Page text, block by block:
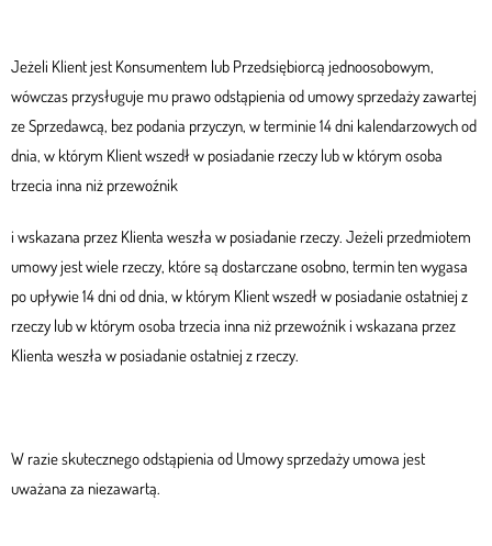
Jeżeli Klient jest Konsumentem lub Przedsiębiorcą jednoosobowym,
wówczas przysługuje mu prawo odstąpienia od umowy sprzedaży zawartej
ze Sprzedawcą, bez podania przyczyn, w terminie 14 dni kalendarzowych od
dnia, w którym Klient wszedł w posiadanie rzeczy lub w którym osoba
trzecia inna niż przewoźnik
i wskazana przez Klienta weszła w posiadanie rzeczy. Jeżeli przedmiotem
umowy jest wiele rzeczy, które są dostarczane osobno, termin ten wygasa
po upływie 14 dni od dnia, w którym Klient wszedł w posiadanie ostatniej z
rzeczy lub w którym osoba trzecia inna niż przewoźnik i wskazana przez
Klienta weszła w posiadanie ostatniej z rzeczy.
W razie skutecznego odstąpienia od Umowy sprzedaży umowa jest
uważana za niezawartą.